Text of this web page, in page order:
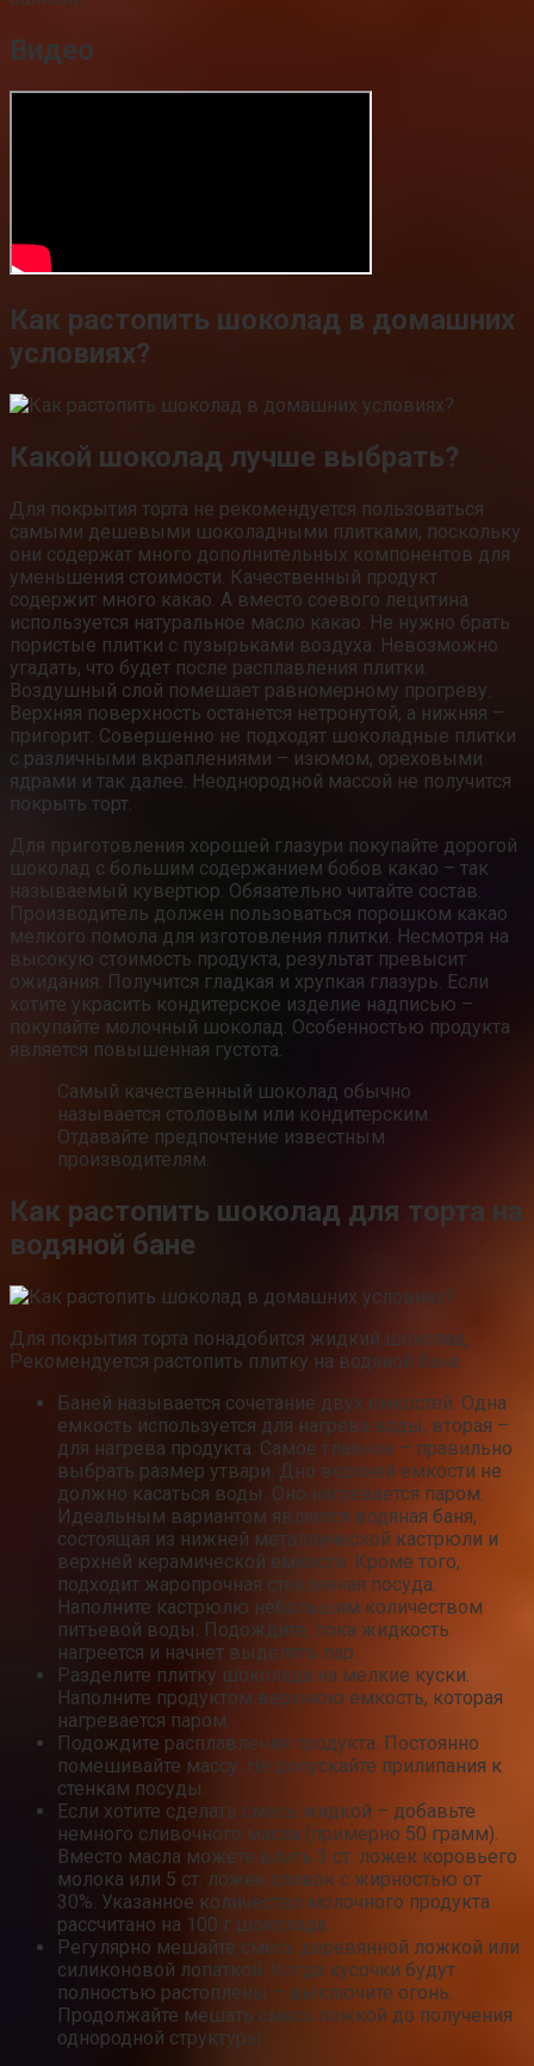
Видео
Как растопить шоколад в домашних
условиях?
Какой шоколад лучше выбрать?
Для покрытия торта не рекомендуется пользоваться
самыми дешевыми шоколадными плитками, поскольку
они содержат много дополнительных компонентов для
уменьшения стоимости. Качественный продукт
содержит много какао. А вместо соевого лецитина
используется натуральное масло какао. Не нужно брать
пористые плитки с пузырьками воздуха. Невозможно
угадать, что будет после расплавления плитки.
Воздушный слой помешает равномерному прогреву.
Верхняя поверхность останется нетронутой, а нижняя –
пригорит. Совершенно не подходят шоколадные плитки
с различными вкраплениями – изюмом, ореховыми
ядрами и так далее. Неоднородной массой не получится
покрыть торт.
Для приготовления хорошей глазури покупайте дорогой
шоколад с большим содержанием бобов какао – так
называемый кувертюр. Обязательно читайте состав.
Производитель должен пользоваться порошком какао
мелкого помола для изготовления плитки. Несмотря на
высокую стоимость продукта, результат превысит
ожидания. Получится гладкая и хрупкая глазурь. Если
хотите украсить кондитерское изделие надписью –
покупайте молочный шоколад. Особенностью продукта
является повышенная густота.
Самый качественный шоколад обычно
называется столовым или кондитерским.
Отдавайте предпочтение известным
производителям.
Как растопить шоколад для торта на
водяной бане
Для покрытия торта понадобится жидкий шоколад.
Рекомендуется растопить плитку на водяной бане.
Баней называется сочетание двух емкостей. Одна
емкость используется для нагрева воды, вторая –
для нагрева продукта. Самое главное – правильно
выбрать размер утвари. Дно верхней емкости не
должно касаться воды. Оно нагревается паром.
Идеальным вариантом является водяная баня,
состоящая из нижней металлической кастрюли и
верхней керамической емкости. Кроме того,
подходит жаропрочная стеклянная посуда.
Наполните кастрюлю небольшим количеством
питьевой воды. Подождите, пока жидкость
нагреется и начнет выделять пар.
Разделите плитку шоколада на мелкие куски.
Наполните продуктом верхнюю емкость, которая
нагревается паром.
Подождите расплавления продукта. Постоянно
помешивайте массу. Не допускайте прилипания к
стенкам посуды.
Если хотите сделать смесь жидкой – добавьте
немного сливочного масла (примерно 50 грамм).
Вместо масла можете влить 3 ст. ложек коровьего
молока или 5 ст. ложек сливок с жирностью от
30%. Указанное количество молочного продукта
рассчитано на 100 г шоколада.
Регулярно мешайте смесь деревянной ложкой или
силиконовой лопаткой. Когда кусочки будут
полностью растоплены – выключите огонь.
Продолжайте мешать смесь ложкой до получения
однородной структуры.